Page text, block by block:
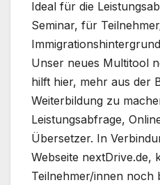
Ideal für die
Seminar, für
Unser neues Multitool
hilft hier, mehr aus der
Weiterbildung zu
Leistungsabfrage,
Übersetzer. In
Webseite nextDrive.de,
Teilnehmer/innen noch